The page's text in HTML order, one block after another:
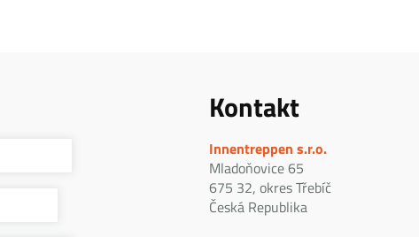
Kontakt
Innentreppen s.r.o.
Mladoňovice 65
675 32, okres Třebíč
Česká Republika